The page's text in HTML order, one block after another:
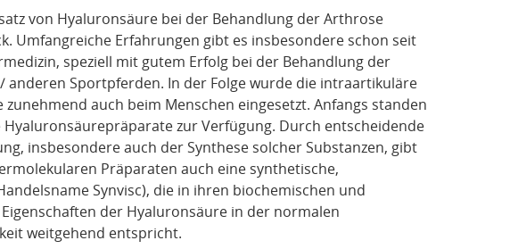
von Hyaluronsäure bei der Behandlung der Arthrose
Umfangreiche Erfahrungen gibt es insbesondere schon seit
speziell mit gutem Erfolg bei der Behandlung der
anderen Sportpferden. In der Folge wurde die intraartikuläre
auch beim Menschen eingesetzt. Anfangs standen
zur Verfügung. Durch entscheidende
insbesondere auch der Synthese solcher Substanzen, gibt
Präparaten auch eine synthetische,
Synvisc), die in ihren biochemischen und
der Hyaluronsäure in der normalen
weitgehend entspricht.